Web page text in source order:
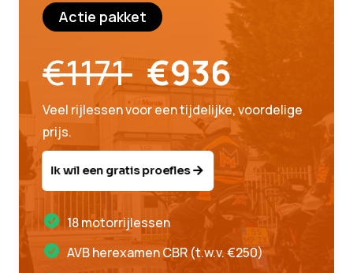
Actie pakket
€1171 €936
Veel rijlessen voor een tijdelijke, voordelige
prijs.
Ik wil een gratis proefles
18 motorrijlessen
AVB herexamen CBR (t.w.v. €250)